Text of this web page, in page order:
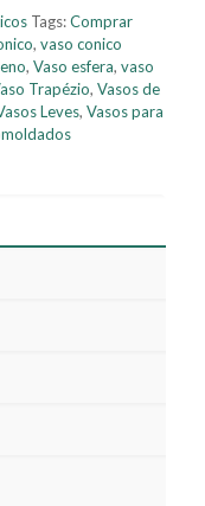
Tags:Comprar
, vaso conico
, Vaso esfera, vaso
Trapézio, Vasos de
Leves, Vasos para